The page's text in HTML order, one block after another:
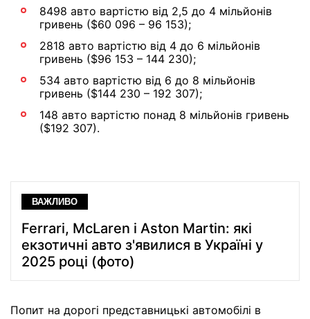
8498 авто вартістю від 2,5 до 4 мільйонів
гривень ($60 096 – 96 153);
2818 авто вартістю від 4 до 6 мільйонів
гривень ($96 153 – 144 230);
534 авто вартістю від 6 до 8 мільйонів
гривень ($144 230 – 192 307);
148 авто вартістю понад 8 мільйонів гривень
($192 307).
ВАЖЛИВО
Ferrari, McLaren і Aston Martin: які
екзотичні авто з'явилися в Україні у
2025 році (фото)
Попит на дорогі представницькі автомобілі в